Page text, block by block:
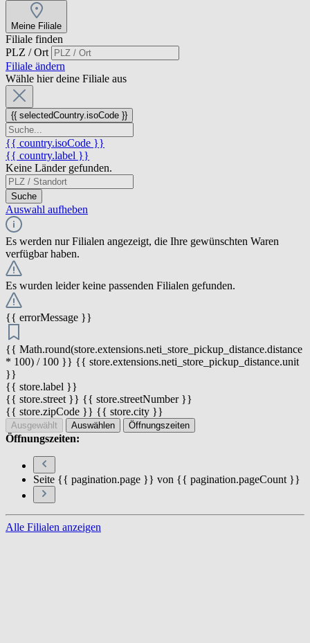
Meine Filiale
Filiale finden
PLZ / Ort
Filiale ändern
Wähle hier deine Filiale aus
{{ selectedCountry.isoCode }}
{{ country.isoCode }}
{{ country.label }}
Keine Länder gefunden.
Suche
Auswahl aufheben
Es werden nur Filialen angezeigt, die Ihre gewünschten Waren
verfügbar haben.
Es wurden leider keine passenden Filialen gefunden.
{{ errorMessage }}
{{ Math.round(store.extensions.neti_store_pickup_distance.distance
* 100) / 100 }} {{ store.extensions.neti_store_pickup_distance.unit
}}
{{ store.label }}
{{ store.street }} {{ store.streetNumber }}
{{ store.zipCode }} {{ store.city }}
Ausgewählt Auswählen Öffnungszeiten
Öffnungszeiten:
Seite {{ pagination.page }} von {{ pagination.pageCount }}
Alle Filialen anzeigen